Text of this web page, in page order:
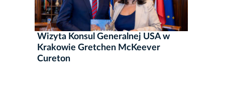
Wizyta Konsul Generalnej USA w
Krakowie Gretchen McKeever
Cureton